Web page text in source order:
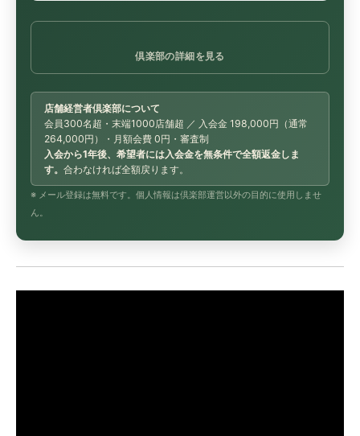
倶楽部の詳細を見る
店舗経営者倶楽部について
会員300名超・末端1000店舗超 ／ 入会金 198,000円（通常
264,000円）・月額会費 0円・審査制
入会から1年後、希望者には入会金を無条件で全額返金しま
す。 合わなければ全額戻ります。
※ メール登録は無料です。個人情報は倶楽部運営以外の目的に使用しませ
ん。